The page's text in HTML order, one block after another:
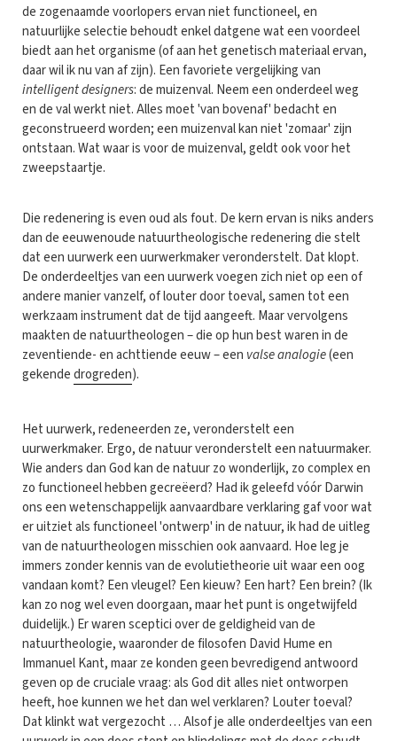
de zogenaamde voorlopers ervan niet functioneel, en
natuurlijke selectie behoudt enkel datgene wat een voordeel
biedt aan het organisme (of aan het genetisch materiaal ervan,
daar wil ik nu van af zijn). Een favoriete vergelijking van
intelligent designers: de muizenval. Neem een onderdeel weg
en de val werkt niet. Alles moet 'van bovenaf' bedacht en
geconstrueerd worden; een muizenval kan niet 'zomaar' zijn
ontstaan. Wat waar is voor de muizenval, geldt ook voor het
zweepstaartje.
Die redenering is even oud als fout. De kern ervan is niks anders
dan de eeuwenoude natuurtheologische redenering die stelt
dat een uurwerk een uurwerkmaker veronderstelt. Dat klopt.
De onderdeeltjes van een uurwerk voegen zich niet op een of
andere manier vanzelf, of louter door toeval, samen tot een
werkzaam instrument dat de tijd aangeeft. Maar vervolgens
maakten de natuurtheologen – die op hun best waren in de
zeventiende- en achttiende eeuw – een valse analogie(een
gekendedrogreden).
Het uurwerk, redeneerden ze, veronderstelt een
uurwerkmaker. Ergo, de natuur veronderstelt een natuurmaker.
Wie anders dan God kan de natuur zo wonderlijk, zo complex en
zo functioneel hebben gecreëerd? Had ik geleefd vóór Darwin
ons een wetenschappelijk aanvaardbare verklaring gaf voor wat
er uitziet als functioneel 'ontwerp' in de natuur, ik had de uitleg
van de natuurtheologen misschien ook aanvaard. Hoe leg je
immers zonder kennis van de evolutietheorie uit waar een oog
vandaan komt? Een vleugel? Een kieuw? Een hart? Een brein? (Ik
kan zo nog wel even doorgaan, maar het punt is ongetwijfeld
duidelijk.) Er waren sceptici over de geldigheid van de
natuurtheologie, waaronder de filosofen David Hume en
Immanuel Kant, maar ze konden geen bevredigend antwoord
geven op de cruciale vraag: als God dit alles niet ontworpen
heeft, hoe kunnen we het dan wel verklaren? Louter toeval?
Dat klinkt wat vergezocht … Alsof je alle onderdeeltjes van een